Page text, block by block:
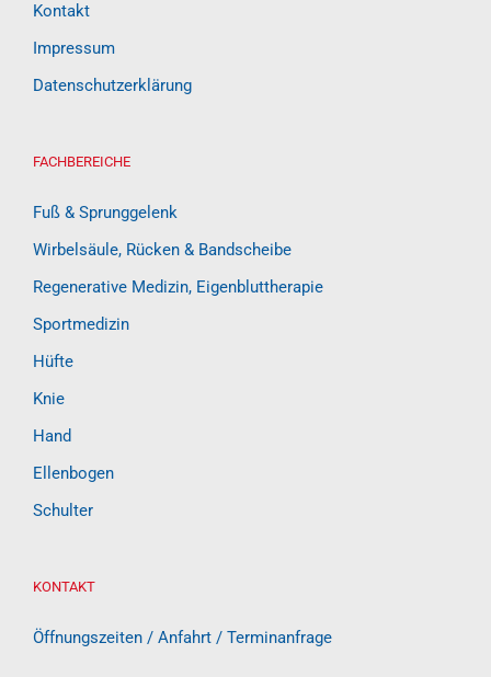
Kontakt
Impressum
Datenschutzerklärung
FACHBEREICHE
Fuß & Sprunggelenk
Wirbelsäule, Rücken & Bandscheibe
Regenerative Medizin, Eigenbluttherapie
Sportmedizin
Hüfte
Knie
Hand
Ellenbogen
Schulter
KONTAKT
Öffnungszeiten / Anfahrt / Terminanfrage